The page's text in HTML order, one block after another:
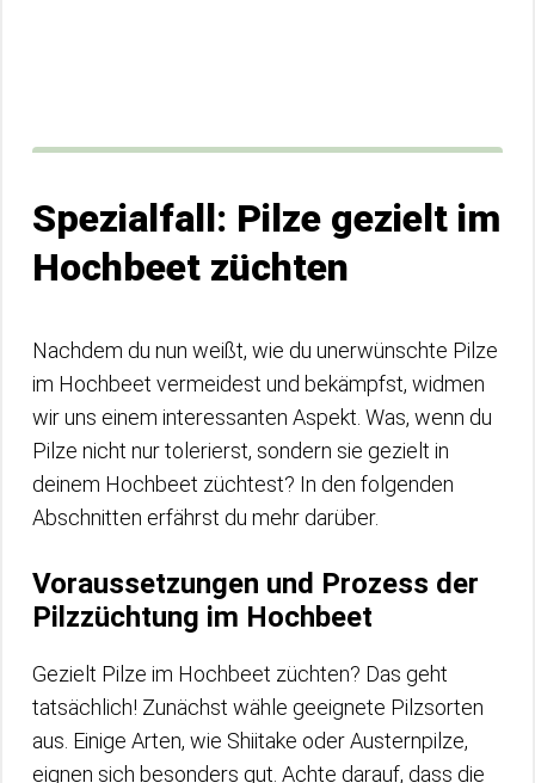
Spezialfall: Pilze gezielt im
Hochbeet züchten
Nachdem du nun weißt, wie du unerwünschte Pilze
im Hochbeet vermeidest und bekämpfst, widmen
wir uns einem interessanten Aspekt. Was, wenn du
Pilze nicht nur tolerierst, sondern sie gezielt in
deinem Hochbeet züchtest? In den folgenden
Abschnitten erfährst du mehr darüber.
Voraussetzungen und Prozess der
Pilzzüchtung im Hochbeet
Gezielt Pilze im Hochbeet züchten? Das geht
tatsächlich! Zunächst wähle geeignete Pilzsorten
aus. Einige Arten, wie Shiitake oder Austernpilze,
eignen sich besonders gut. Achte darauf, dass die